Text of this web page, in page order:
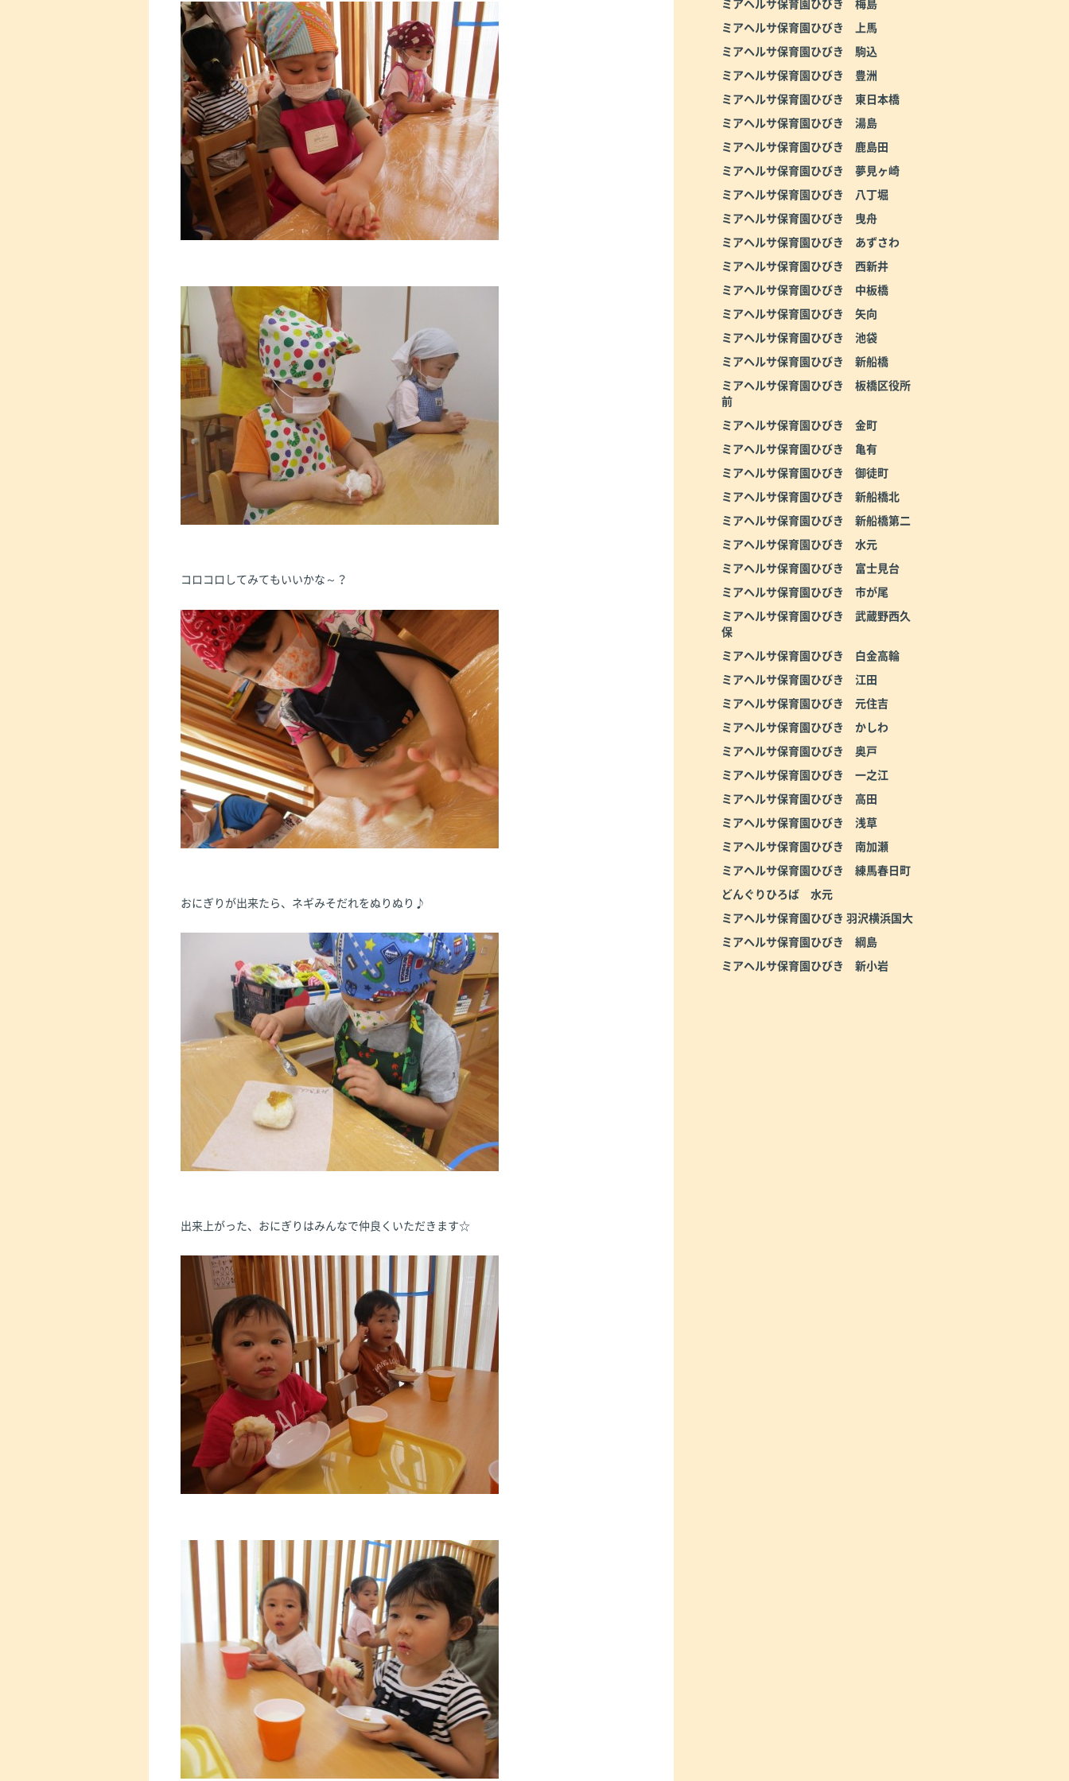
コロコロしてみてもいいかな～？
おにぎりが出来たら、ネギみそだれをぬりぬり♪
出来上がった、おにぎりはみんなで仲良くいただきます☆
ミアヘルサ保育園ひびき 上馬
ミアヘルサ保育園ひびき 駒込
ミアヘルサ保育園ひびき 豊洲
ミアヘルサ保育園ひびき 東日本橋
ミアヘルサ保育園ひびき 湯島
ミアヘルサ保育園ひびき 鹿島田
ミアヘルサ保育園ひびき 夢見ヶ崎
ミアヘルサ保育園ひびき 八丁堀
ミアヘルサ保育園ひびき 曳舟
ミアヘルサ保育園ひびき あずさわ
ミアヘルサ保育園ひびき 西新井
ミアヘルサ保育園ひびき 中板橋
ミアヘルサ保育園ひびき 矢向
ミアヘルサ保育園ひびき 池袋
ミアヘルサ保育園ひびき 新船橋
ミアヘルサ保育園ひびき 板橋区役所
前
ミアヘルサ保育園ひびき 金町
ミアヘルサ保育園ひびき 亀有
ミアヘルサ保育園ひびき 御徒町
ミアヘルサ保育園ひびき 新船橋北
ミアヘルサ保育園ひびき 新船橋第二
ミアヘルサ保育園ひびき 水元
ミアヘルサ保育園ひびき 富士見台
ミアヘルサ保育園ひびき 市が尾
ミアヘルサ保育園ひびき 武蔵野西久
保
ミアヘルサ保育園ひびき 白金高輪
ミアヘルサ保育園ひびき 江田
ミアヘルサ保育園ひびき 元住吉
ミアヘルサ保育園ひびき かしわ
ミアヘルサ保育園ひびき 奥戸
ミアヘルサ保育園ひびき 一之江
ミアヘルサ保育園ひびき 高田
ミアヘルサ保育園ひびき 浅草
ミアヘルサ保育園ひびき 南加瀬
ミアヘルサ保育園ひびき 練馬春日町
どんぐりひろば 水元
ミアヘルサ保育園ひびき 羽沢横浜国大
ミアヘルサ保育園ひびき 綱島
ミアヘルサ保育園ひびき 新小岩